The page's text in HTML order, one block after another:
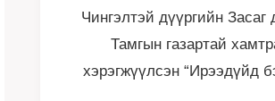
Чингэлтэй дүүргийн Засаг
Тамгын газартай
хэрэгжүүлсэн “Ирээдүйд